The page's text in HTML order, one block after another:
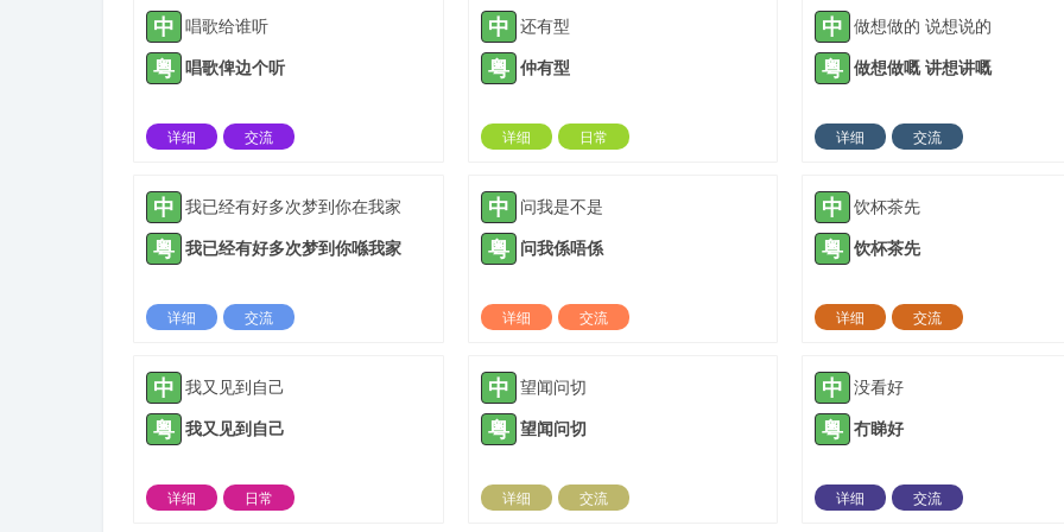
中 唱歌给谁听
粤 唱歌俾边个听
详细
交流
中 还有型
粤 仲有型
详细
日常
中 做想做的 说想说的
粤 做想做嘅 讲想讲嘅
详细
交流
中 我已经有好多次梦到你在我家
粤 我已经有好多次梦到你喺我家
详细
交流
中 问我是不是
粤 问我係唔係
详细
交流
中 饮杯茶先
粤 饮杯茶先
详细
交流
中 我又见到自己
粤 我又见到自己
详细
日常
中 望闻问切
粤 望闻问切
详细
交流
中 没看好
粤 冇睇好
详细
交流